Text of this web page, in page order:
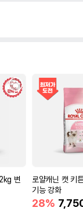
농호박씨,바실러
스(Fe, Cu, Mn, Z
(A, D3, E, K3, B
B6, Folic a
,유기농고구마
임은 브랜드사에 있습니다.
변
로얄캐닌 캣 키
기능 강화
28%